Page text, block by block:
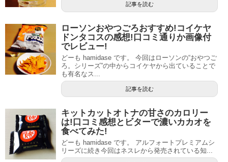
記事を読む
ローソンおやつごろおすすめ!コイケヤ
ドンタコスの感想!口コミ通りか画像付
でレビュー!
どーも hamidase です。 今回はローソンの“おやつご
ろ。シリーズ”の中からコイケヤから出ていることで
も有名なス...
記事を読む
キットカットオトナの甘さのカロリー
は!口コミ感想とビターで濃いカカオを
食べてみた!
どーも hamidase です。 アルフォートプレミアムシ
リーズに続き今回はネスレから発売されている知...